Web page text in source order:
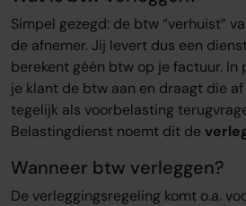
Simpel gezegd: de btw “verhuist”
de afnemer. Jij levert dus een
berekent géén btw op je factuur.
je klant de btw aan en draagt die af
tegelijk als voorbelasting
Belastingdienst noemt dit de
Wanneer btw verleggen?
De verleggingsregeling komt o.a.
Login
Login